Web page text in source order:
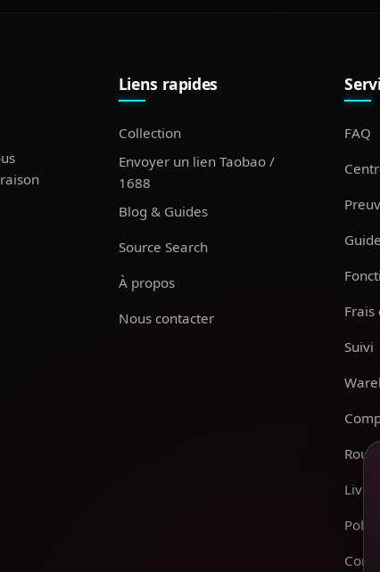
Liens rapides
Collection
Envoyer un lien Taobao /
1688
Blog & Guides
Source Search
À propos
Nous contacter
FAQ
Frais
Suivi